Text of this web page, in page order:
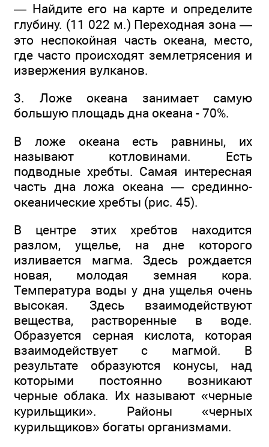
— Найдите его на карте и определите
глубину. (11 022 м.) Переходная зона —
это неспокойная часть океана, место,
где часто происходят землетрясения и
извержения вулканов.
3. Ложе океана занимает самую
большую площадь дна океана - 70%.
В ложе океана есть равнины, их
называют котловинами. Есть
подводные хребты. Самая интересная
часть дна ложа океана — срединно-
океанические хребты (рис. 45).
В центре этих хребтов находится
разлом, ущелье, на дне которого
изливается магма. Здесь рождается
новая, молодая земная кора.
Температура воды у дна ущелья очень
высокая. Здесь взаимодействуют
вещества, растворенные в воде.
Образуется серная кислота, которая
взаимодействует с магмой. В
результате образуются конусы, над
которыми постоянно возникают
черные облака. Их называют «черные
курильщики». Районы «черных
курильщиков» богаты организмами.